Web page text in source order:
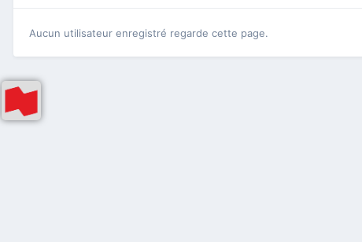
Aucun utilisateur enregistré regarde cette page.